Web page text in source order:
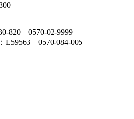
820 0570-02-9999
：L59563 0570-084-005